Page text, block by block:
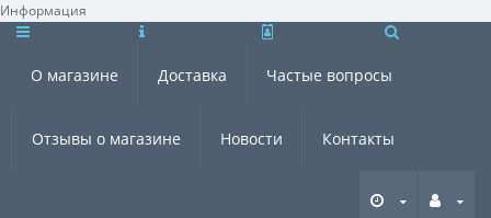
Информация ×
О магазине Доставка Частые вопросы
Отзывы о магазине Новости Контакты